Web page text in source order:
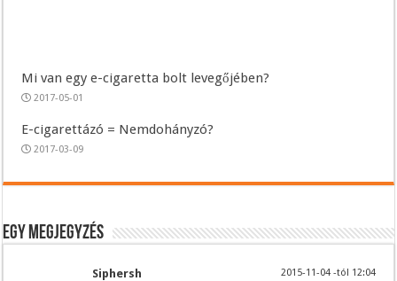
Mi van egy e-cigaretta bolt levegőjében?
2017-05-01
E-cigarettázó = Nemdohányzó?
2017-03-09
Egy megjegyzés
Siphersh 2015-11-04 -tól 12:04